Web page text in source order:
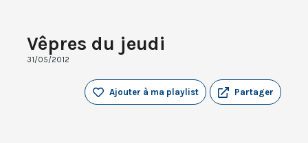
Vêpres du jeudi
31/05/2012
Partager
Ajouter à ma playlist